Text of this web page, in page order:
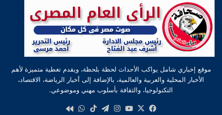
موقع إخباري شامل يواكب الأحداث لحظة بلحظة، ويقدم تغطية متميزة لأهم
الأخبار المحلية والعربية والعالمية، بالإضافة إلى أخبار الرياضة، الاقتصاد،
التكنولوجيا، والثقافة بأسلوب مهني وموضوعي.
فيسبوك
‫X
‫YouTube
انستقرام
تيلقرام‫TikTokواتساب